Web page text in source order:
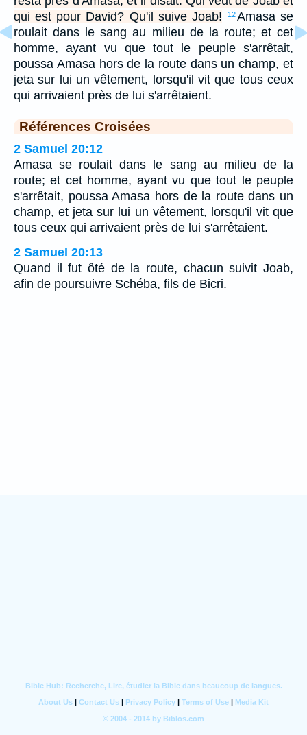
qui est pour David? Qu'il suive Joab!
12Amasa se
roulait dans le sang au milieu de la route; et cet
homme, ayant vu que tout le peuple s'arrêtait,
poussa Amasa hors de la route dans un champ, et
jeta sur lui un vêtement, lorsqu'il vit que tous ceux
qui arrivaient près de lui s'arrêtaient.
Références Croisées
2 Samuel 20:12
Amasa se roulait dans le sang au milieu de la
route; et cet homme, ayant vu que tout le peuple
s'arrêtait, poussa Amasa hors de la route dans un
champ, et jeta sur lui un vêtement, lorsqu'il vit que
tous ceux qui arrivaient près de lui s'arrêtaient.
2 Samuel 20:13
Quand il fut ôté de la route, chacun suivit Joab,
afin de poursuivre Schéba, fils de Bicri.